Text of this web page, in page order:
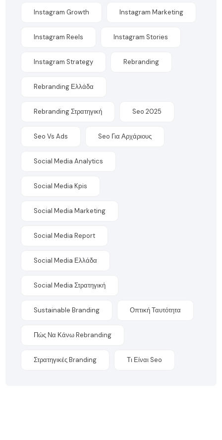
Instagram Growth Instagram Marketing
Instagram Reels Instagram Stories
Instagram Strategy Rebranding
Rebranding Ελλάδα
Rebranding Στρατηγική Seo 2025
Seo Vs Ads Seo Για Αρχάριους
Social Media Analytics
Social Media Kpis
Social Media Marketing
Social Media Report
Social Media Ελλάδα
Social Media Στρατηγική
Sustainable Branding Οπτική Ταυτότητα
Πώς Να Κάνω Rebranding
Στρατηγικές Branding Τι Είναι Seo